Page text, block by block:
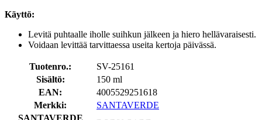
Käyttö:
Levitä puhtaalle iholle suihkun jälkeen ja hiero hellävaraisesti.
Voidaan levittää tarvittaessa useita kertoja päivässä.
Tuotenro.:
SV-25161
Sisältö:
150 ml
EAN:
4005529251618
Merkki:
SANTAVERDE
SANTAVERDE